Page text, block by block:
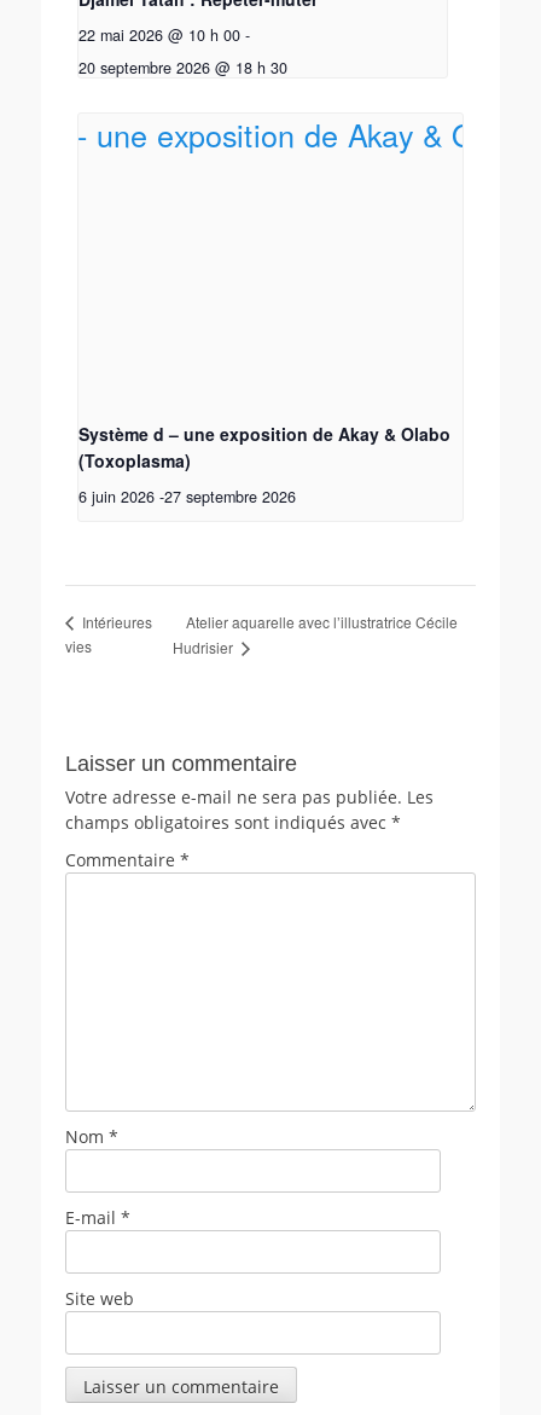
22 mai 2026 @ 10 h 00 -
20 septembre 2026 @ 18 h 30
Système d – une exposition de Akay & Olabo
(Toxoplasma)
6 juin 2026 -27 septembre 2026
Intérieures
vies
Atelier aquarelle avec l’illustratrice Cécile
Hudrisier
Laisser un commentaire
Votre adresse e-mail ne sera pas publiée. Les
champs obligatoires sont indiqués avec *
Commentaire *
Nom *
E-mail *
Site web